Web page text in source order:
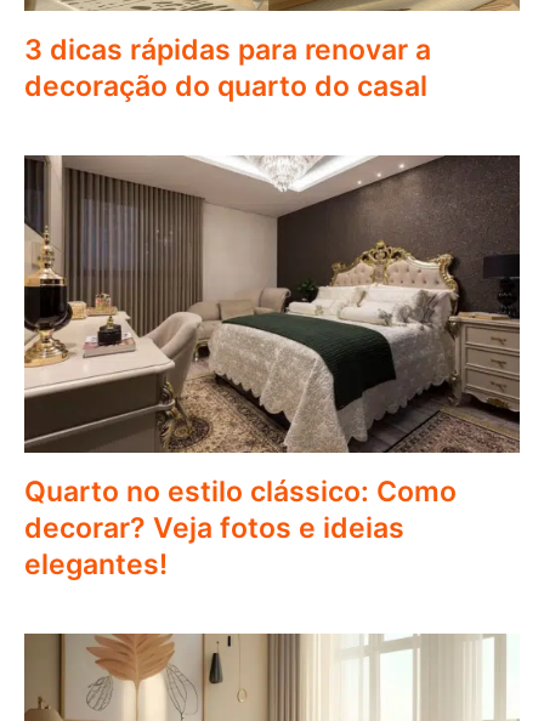
3 dicas rápidas para renovar a
decoração do quarto do casal
Quarto no estilo clássico: Como
decorar? Veja fotos e ideias
elegantes!